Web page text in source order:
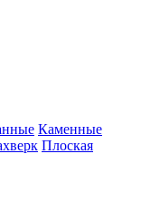
Каменные
Плоская